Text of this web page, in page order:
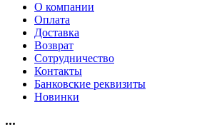
О компании
Оплата
Доставка
Возврат
Сотрудничество
Контакты
Банковские реквизиты
Новинки